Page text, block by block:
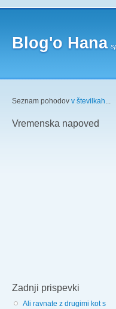
Blog'o Hana
Seznam pohodov v številkah...
Vremenska napoved
Zadnji prispevki
Ali ravnate z drugimi kot s